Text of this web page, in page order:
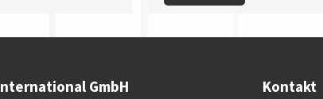
GmbH Kontakt